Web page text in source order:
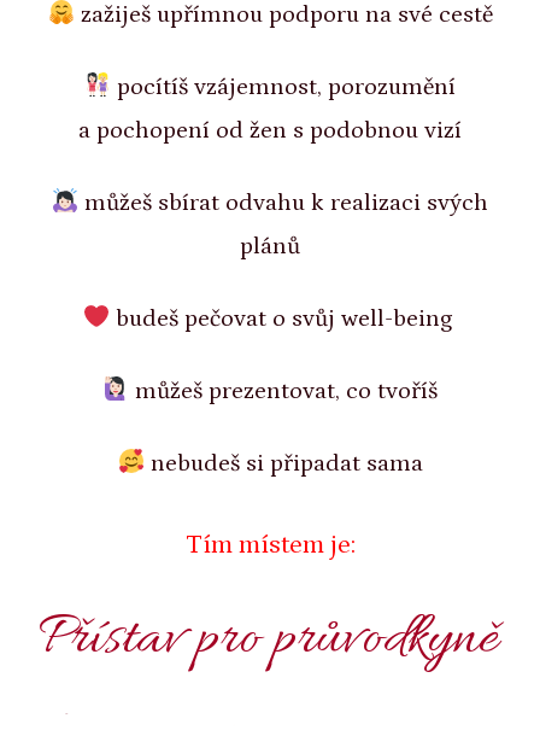
zažiješ upřímnou podporu na své cestě
pocítíš vzájemnost, porozumění
a pochopení od žen s podobnou vizí
můžeš sbírat odvahu k realizaci svých
plánů
budeš pečovat o svůj well-being
můžeš prezentovat, co tvoříš
nebudeš si připadat sama
Tím místem je:
Přístav pro průvodkyně